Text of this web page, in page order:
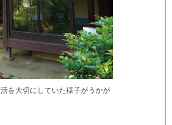
を大切にしていた様子がうかが